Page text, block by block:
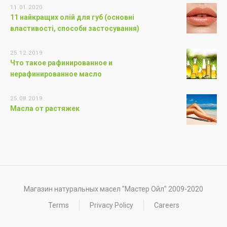
11.01.2020
11 найкращих олій для губ (основні
властивості, способи застосування)
25.12.2019
Что такое рафинированное и
нерафинированное масло
25.08.2019
Масла от растяжек
Магазин натуральных масел "Мастер Ойл" 2009-2020
Terms
Privacy Policy Careers